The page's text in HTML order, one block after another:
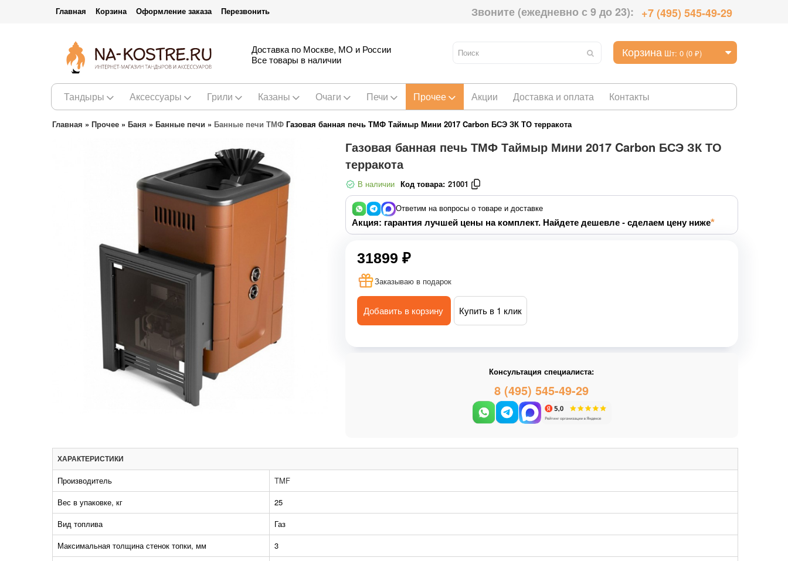
Главная Корзина Оформление заказа Перезвонить Звоните (ежедневно с 9 до 23): +7 (495) 545-49-29
Корзина Шт: 0 (0 ₽)
Доставка по Москве, МО и России
Все товары в наличии
Тандыры Аксессуары Грили Казаны Очаги Печи Прочее Акции Доставка и оплата Контакты
Главная » Прочее » Баня » Банные печи » Банные печи ТМФ Газовая банная печь ТМФ Таймыр Мини 2017 Carbon БСЭ ЗК ТО терракота
Газовая банная печь ТМФ Таймыр Мини 2017 Carbon БСЭ ЗК ТО
терракота
В наличии Код товара: 21001
Ответим на вопросы о товаре и доставке
Акция: гарантия лучшей цены на комплект. Найдете дешевле - сделаем цену ниже
31899 ₽
Заказываю в подарок
Добавить в корзину Купить в 1 клик
Консультация специалиста:
8 (495) 545-49-29
ХАРАКТЕРИСТИКИ
Производитель
TMF
Вес в упаковке, кг
25
Вид топлива
Газ
Максимальная толщина стенок топки, мм
3